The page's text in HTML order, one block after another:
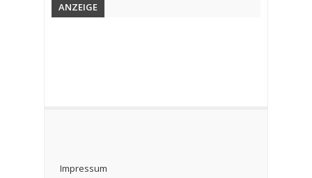
ANZEIGE
Impressum